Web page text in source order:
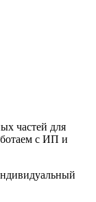
частей для
с ИП и